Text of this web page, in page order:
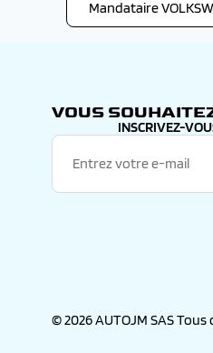
Mandataire
VOUS
INSCRIVEZ-
© 2026 AUTOJM SAS